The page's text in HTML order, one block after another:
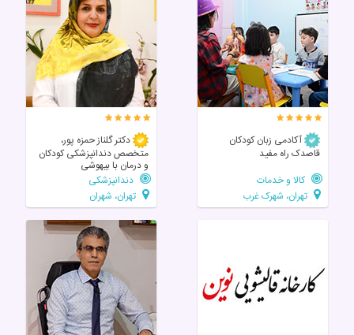
آکادمی زبان کودکان
قاصدک راه مفید
کالا و خدمات
تهران، شهرک غرب
دکتر گلناز حمزه پور،
متخصص دندانپزشکی کودکان
و درمان با بیهوشی
دندانپزشکی
تهران، شهران